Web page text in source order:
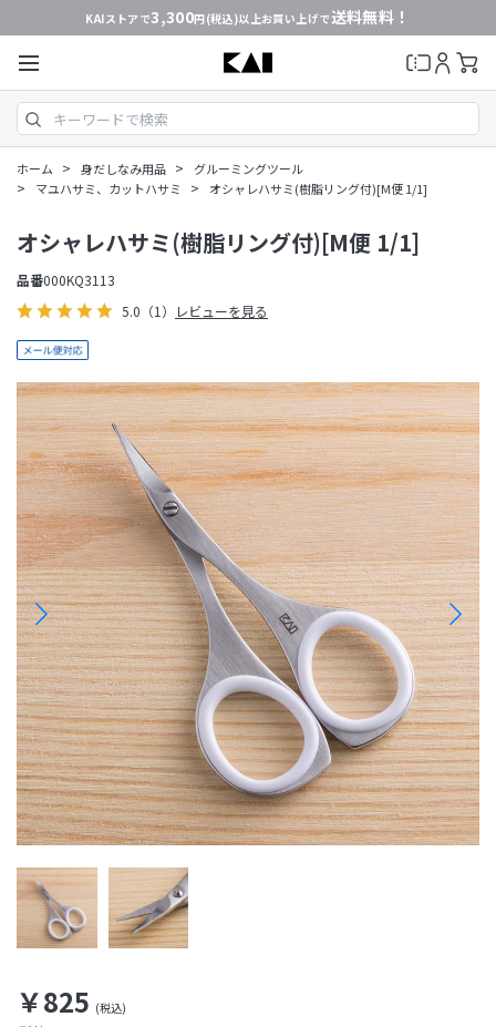
KAIストアで3,300円(税込)以上お買い上げで送料無料！
ホーム > 身だしなみ用品 > グルーミングツール
> マユハサミ、カットハサミ > オシャレハサミ(樹脂リング付)[M便 1/1]
5.0 （1） レビューを見る
オシャレハサミ(樹脂リング付)[M便 1/1]
￥825
品番000KQ3113